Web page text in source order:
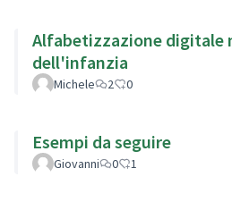
Alfabetizzazione digitale
dell'infanzia
Michele 2 0
Esempi da seguire
Giovanni 0 1